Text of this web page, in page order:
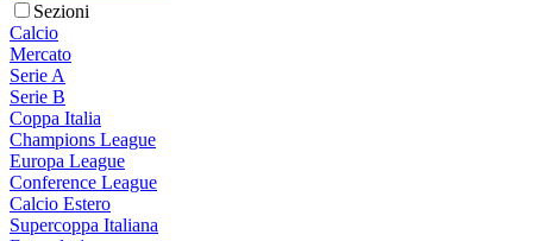
Sezioni
Calcio
Mercato
Serie A
Serie B
Coppa Italia
Champions League
Europa League
Conference League
Calcio Estero
Supercoppa Italiana